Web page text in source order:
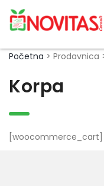
Početna > Prodavnica
Korpa
[woocommerce_cart]